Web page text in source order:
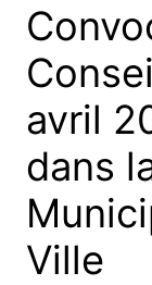
avril
dans
Ville